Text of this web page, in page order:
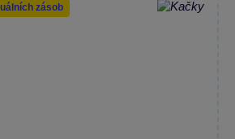
zásob